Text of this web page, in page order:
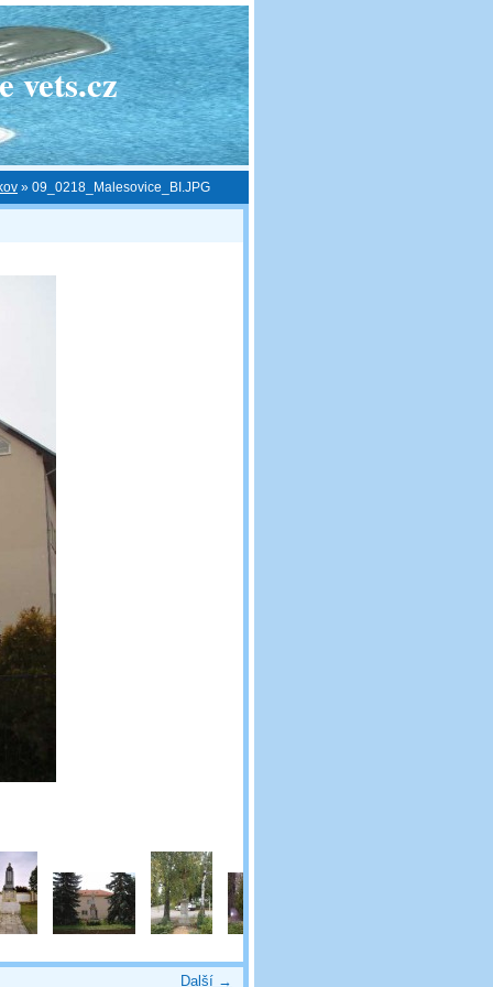
vets.cz
» 09_0218_Malesovice_BI.JPG
Další →